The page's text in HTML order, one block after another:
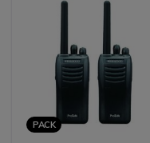
PACK